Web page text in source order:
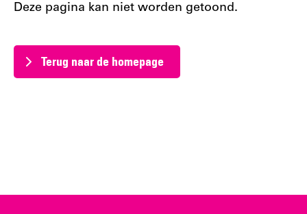
Deze pagina kan niet worden getoond.
Terug naar de homepage